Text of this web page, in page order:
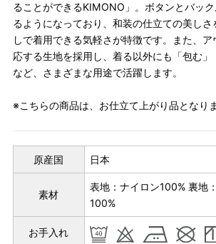
ることができるKIMONO」。ボタンとバッ
るようになっており、和装の仕立ての美し
しで着用できる気軽さが特徴です。また、
応する生地を採用し、着る以外にも「包む」
など、さまざまな用途で活躍します。
※こちらの商品は、お仕立て上がり品となりま
原産国 日本
素材
表地：ナイロン100% 裏地
100%
お手入れ